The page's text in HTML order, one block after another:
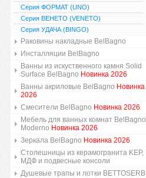
Серия ФОРМАТ (UNO)
Серия ВЕНЕТО (VENETO)
Серия УДАЧА (BINGO)
Раковины накладные BelBagno
Инсталляции BelBagno
Ванны из искуственного камня Solid
Surface BelBagno Новинка 2026
Ванны акриловые BelBagno Новинка
2026
Смесители BelBagno Новинка 2026
Мебель для ванных комнат BelBagno
Moderno Новинка 2026
Зеркала BelBagno Новинка 2026
Столешницы из керамогранита KEP,
МДФ и подвесные консоли
Душевые трапы и лотки BETTOSERB